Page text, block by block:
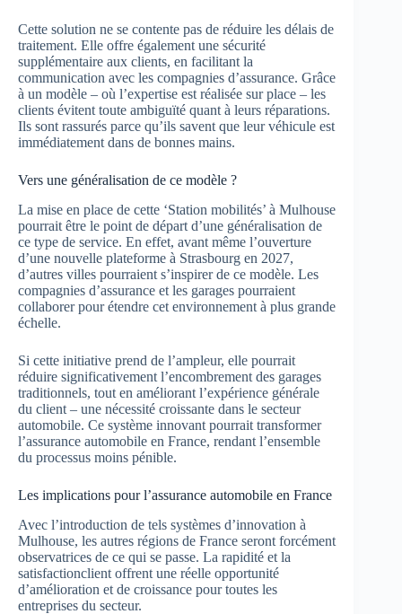
Cette solution ne se contente pas de réduire les délais de
traitement. Elle offre également une sécurité
supplémentaire aux clients, en facilitant la
communication avec les compagnies d’assurance. Grâce
à un modèle – où l’expertise est réalisée sur place – les
clients évitent toute ambiguïté quant à leurs réparations.
Ils sont rassurés parce qu’ils savent que leur véhicule est
immédiatement dans de bonnes mains.
Vers une généralisation de ce modèle ?
La mise en place de cette ‘Station mobilités’ à Mulhouse
pourrait être le point de départ d’une généralisation de
ce type de service. En effet, avant même l’ouverture
d’une nouvelle plateforme à Strasbourg en 2027,
d’autres villes pourraient s’inspirer de ce modèle. Les
compagnies d’assurance et les garages pourraient
collaborer pour étendre cet environnement à plus grande
échelle.
Si cette initiative prend de l’ampleur, elle pourrait
réduire significativement l’encombrement des garages
traditionnels, tout en améliorant l’expérience générale
du client – une nécessité croissante dans le secteur
automobile. Ce système innovant pourrait transformer
l’assurance automobile en France, rendant l’ensemble
du processus moins pénible.
Les implications pour l’assurance automobile en France
Avec l’introduction de tels systèmes d’innovation à
Mulhouse, les autres régions de France seront forcément
observatrices de ce qui se passe. La rapidité et la
satisfactionclient offrent une réelle opportunité
d’amélioration et de croissance pour toutes les
entreprises du secteur.